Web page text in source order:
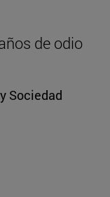
de odio
Sociedad